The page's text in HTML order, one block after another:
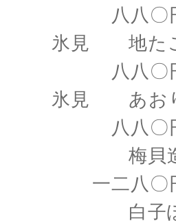
八八〇
氷見 地
八八〇
氷見 あお
八八〇
梅貝
一二八〇
白子